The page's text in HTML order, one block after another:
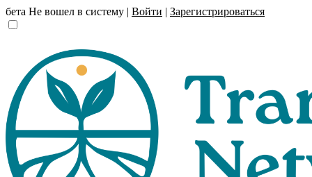
бета Не вошел в систему | Войти | Зарегистрироваться